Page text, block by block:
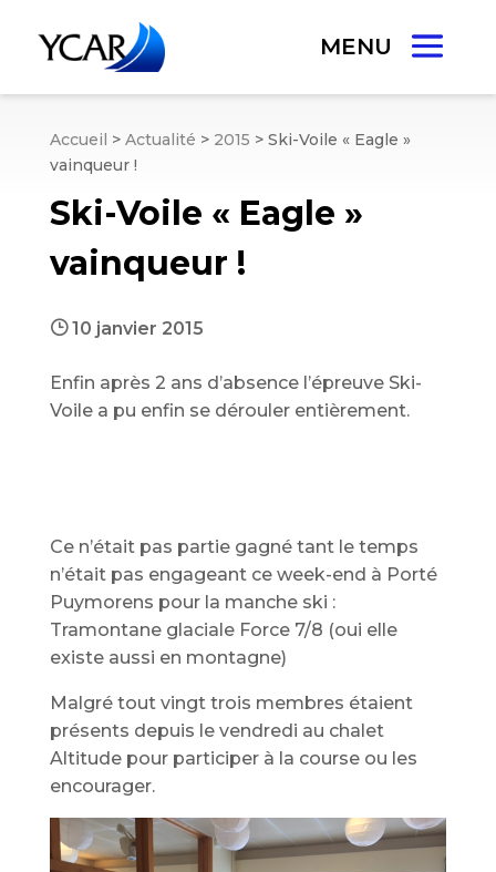
Accueil > Actualité > 2015 > Ski-Voile « Eagle »
vainqueur !
Ski-Voile « Eagle »
vainqueur !
}10 janvier 2015
Enfin après 2 ans d’absence l’épreuve Ski-
Voile a pu enfin se dérouler entièrement.
Ce n’était pas partie gagné tant le temps
n’était pas engageant ce week-end à Porté
Puymorens pour la manche ski :
Tramontane glaciale Force 7/8 (oui elle
existe aussi en montagne)
Malgré tout vingt trois membres étaient
présents depuis le vendredi au chalet
Altitude pour participer à la course ou les
encourager.